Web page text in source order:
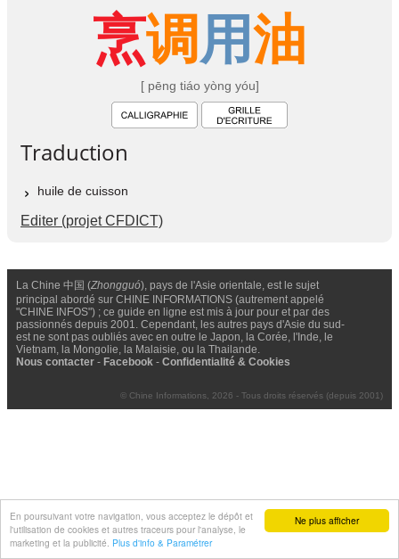
Ne plus afficher
En poursuivant votre navigation, vous acceptez le dépôt et
l'utilisation de cookies et autres traceurs pour l'analyse, le
marketing et la publicité. Plus d'info & Paramétrer
烹调用油
[ pēng tiáo yòng yóu]
Traduction
huile de cuisson
Editer (projet CFDICT)
La Chine 中国 (Zhongguó), pays de l'Asie orientale, est le sujet
principal abordé sur CHINE INFORMATIONS (autrement appelé
"CHINE INFOS") ; ce guide en ligne est mis à jour pour et par des
passionnés depuis 2001. Cependant, les autres pays d'Asie du sud-
est ne sont pas oubliés avec en outre le Japon, la Corée, l'Inde, le
Vietnam, la Mongolie, la Malaisie, ou la Thailande.
Nous contacter - Facebook - Confidentialité & Cookies
© Chine Informations, 2026 - Tous droits réservés (depuis 2001)